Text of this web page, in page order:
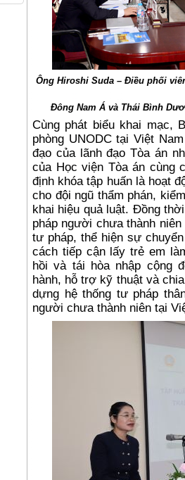
Ông Hiroshi Suda – Điều phối
Đông Nam Á và Thái Bình
Cùng phát biểu khai mạc,
phòng UNODC tại Việt
đạo của lãnh đạo Tòa án
của Học viện Tòa án cùng
định khóa tập huấn là hoạt
cho đội ngũ thẩm phán,
khai hiệu quả luật. Đồng
pháp người chưa thành
tư pháp, thể hiện sự
cách tiếp cận lấy trẻ em
hồi và tái hòa nhập cộng
hành, hỗ trợ kỹ thuật và
dựng hệ thống tư pháp
người chưa thành niên tại